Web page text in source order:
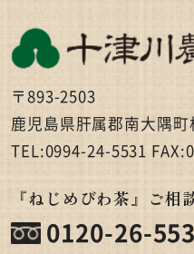
〒893-2503
鹿児島県肝属郡南大隅
TEL:0994-24-5531
『ねじめびわ茶』ご相
0120-26-